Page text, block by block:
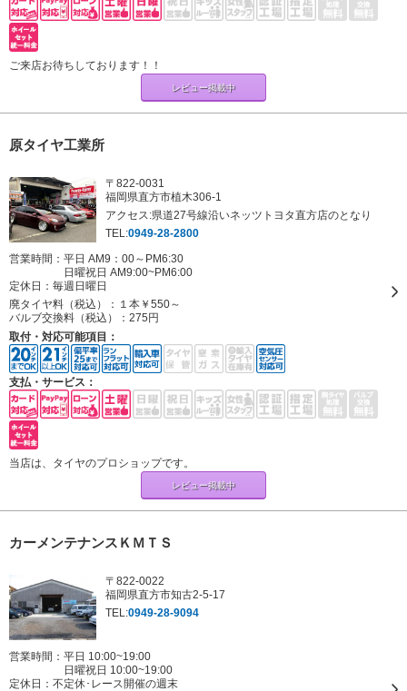
ご来店お待ちしております！！
レビュー掲載中
原タイヤ工業所
〒822-0031
福岡県直方市植木306-1
アクセス:県道27号線沿いネッツトヨタ直方店のとなり
TEL:0949-28-2800
営業時間：平日 AM9：00～PM6:30
日曜祝日 AM9:00~PM6:00
定休日： 毎週日曜日
廃タイヤ料（税込）： １本￥550～
バルブ交換料（税込）： 275円
取付・対応可能項目：
支払・サービス：
当店は、タイヤのプロショップです。
レビュー掲載中
カーメンテナンスＫＭＴＳ
〒822-0022
福岡県直方市知古2-5-17
TEL:0949-28-9094
営業時間：平日 10:00~19:00
日曜祝日 10:00~19:00
定休日： 不定休･レース開催の週末